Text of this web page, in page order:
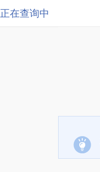
正在查询中